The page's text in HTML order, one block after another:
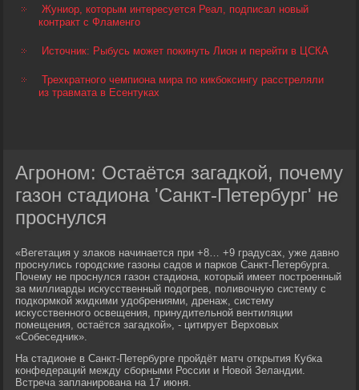
Жуниор, которым интересуется Реал, подписал новый
контракт с Фламенго
Источник: Рыбусь может покинуть Лион и перейти в ЦСКА
Трехкратного чемпиона мира по кикбоксингу расстреляли
из травмата в Есентуках
Агроном: Остаётся загадкой, почему
газон стадиона 'Санкт-Петербург' не
проснулся
«Вегетация у злаков начинается при +8… +9 градусах, уже давно
проснулись городские газоны садов и парков Санкт-Петербурга.
Почему не проснулся газон стадиона, который имеет построенный
за миллиарды искусственный подогрев, поливочную систему с
подкормкой жидкими удобрениями, дренаж, систему
искусственного освещения, принудительной вентиляции
помещения, остаётся загадкой», - цитирует Верховых
«Собеседник».
На стадионе в Санкт-Петербурге пройдёт матч открытия Кубка
конфедераций между сборными России и Новой Зеландии.
Встреча запланирована на 17 июня.